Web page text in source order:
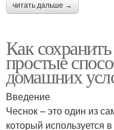
читать дальше →
Как
простые
домашних
Введение
Чеснок – это один из
который используется